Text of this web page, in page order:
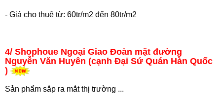
- Giá cho thuê từ: 60tr/m2 đến 80tr/m2
4/ Shophoue Ngoại Giao Đoàn mặt đường
Nguyễn Văn Huyên (cạnh Đại Sứ Quán Hàn Quốc
)
Sản phẩm sắp ra mắt thị trường ...